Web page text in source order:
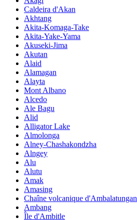
Caldeira d'Akan
Akhtang
Akita-Komaga-Take
Akita-Yake-Yama
Akuseki-Jima
Akutan
Alaid
Alamagan
Alayta
Mont Albano
Alcedo
Ale Bagu
Alid
Alligator Lake
Almolonga
Alney-Chashakondzha
Alngey
Alu
Alutu
Amak
Amasing
Chaîne volcanique d'Ambalatungan
Ambang
Île d'Ambitle